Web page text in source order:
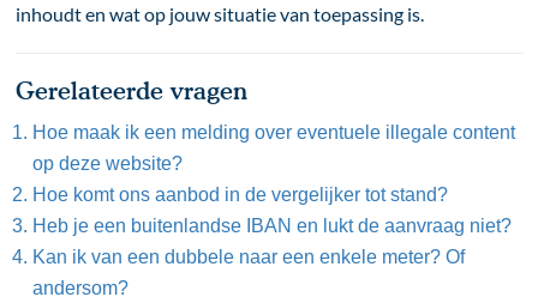
inhoudt en wat op jouw situatie van toepassing is.
Gerelateerde vragen
Hoe maak ik een melding over eventuele illegale content
op deze website?
Hoe komt ons aanbod in de vergelijker tot stand?
Heb je een buitenlandse IBAN en lukt de aanvraag niet?
Kan ik van een dubbele naar een enkele meter? Of
andersom?